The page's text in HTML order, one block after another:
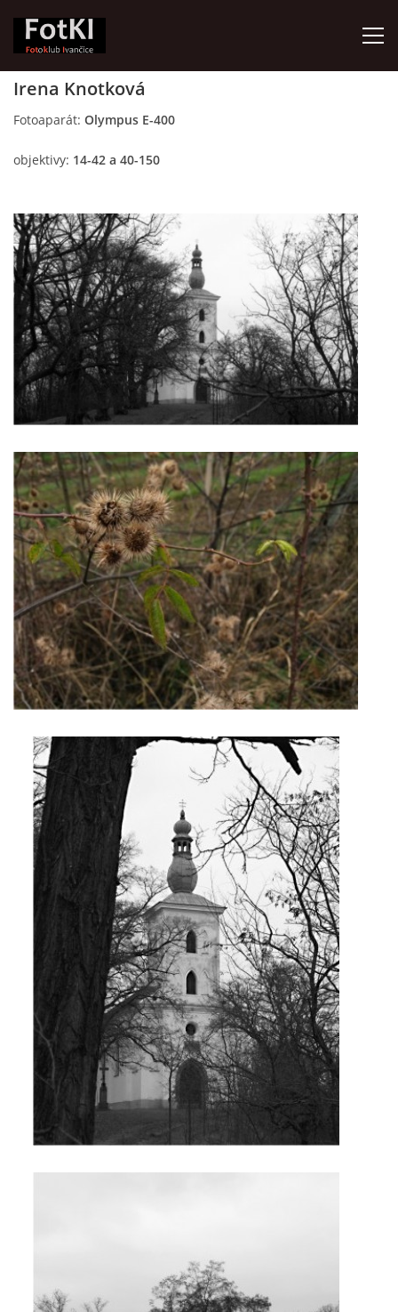
Ivančice, 664 91
Contact:
Petr Kudláček
Tel.: +420_77_67_09_017
© 2026 eStránky.cz |Updated: 2026-07-30
Irena Knotková
Fotoaparát: Olympus E-400
objektivy: 14-42 a 40-150